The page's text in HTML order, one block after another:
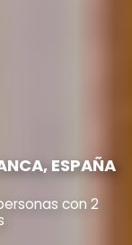
ESPAÑA
con 2